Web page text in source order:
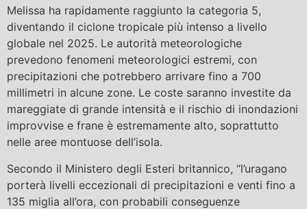
Melissa ha rapidamente raggiunto la categoria 5,
diventando il ciclone tropicale più intenso a livello
globale nel 2025. Le autorità meteorologiche
prevedono fenomeni meteorologici estremi, con
precipitazioni che potrebbero arrivare fino a 700
millimetri in alcune zone. Le coste saranno investite da
mareggiate di grande intensità e il rischio di inondazioni
improvvise e frane è estremamente alto, soprattutto
nelle aree montuose dell’isola.
Secondo il Ministero degli Esteri britannico, “l’uragano
porterà livelli eccezionali di precipitazioni e venti fino a
135 miglia all’ora, con probabili conseguenze